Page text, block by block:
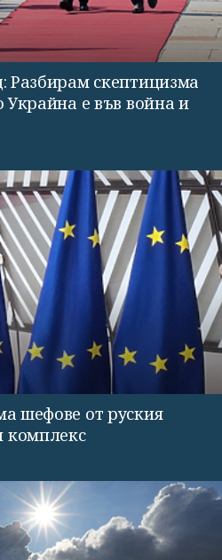
Разбирам скептицизма
е във война и
шефове от руския
комплекс